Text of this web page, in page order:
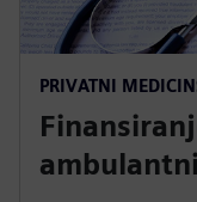
PRIVATNI